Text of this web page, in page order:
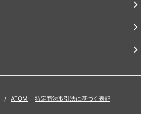
/ ATOM 特定商法取引法に基づく表記